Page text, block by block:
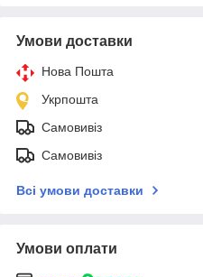
Умови доставки
Нова Пошта
Укрпошта
Самовивіз
Самовивіз
Всі умови доставки
Умови оплати